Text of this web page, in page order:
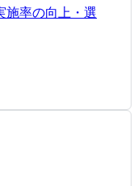
施率の向上・選